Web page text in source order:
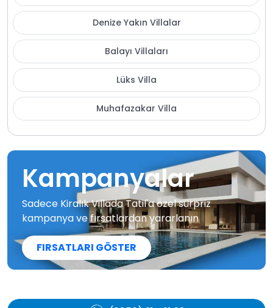
Denize Yakın Villalar
Balayı Villaları
Lüks Villa
Muhafazakar Villa
Kampanyalar
Sadece Kiralık Villada Tatil'a özel sürpriz
kampanya ve fırsatlardan yararlanın
FIRSATLARI GÖSTER